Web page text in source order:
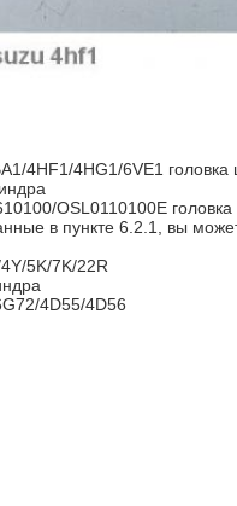
4HF1/4HG1/6VE1 головка
OSL0110100E
в пункте 6.2.1, вы
5K/7K/22R
4D55/4D56